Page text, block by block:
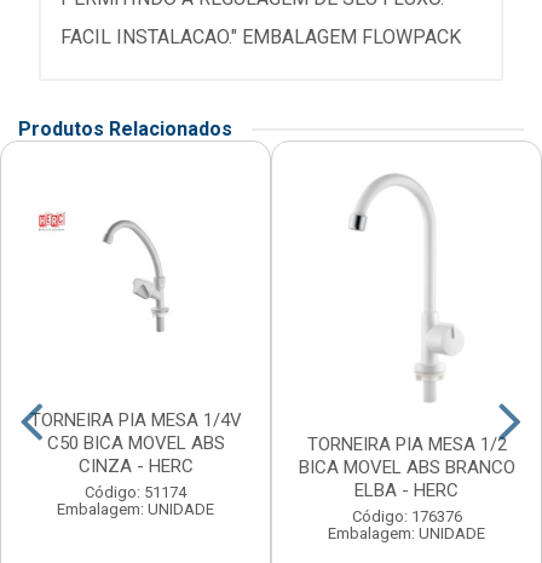
FACIL INSTALACAO." EMBALAGEM FLOWPACK
Produtos Relacionados
TORNEIRA PIA MESA 1/4V
C50 BICA MOVEL ABS
CINZA - HERC
Código: 51174
Embalagem: UNIDADE
TORNEIRA PIA MESA 1/2
BICA MOVEL ABS BRANCO
ELBA - HERC
Código: 176376
Embalagem: UNIDADE